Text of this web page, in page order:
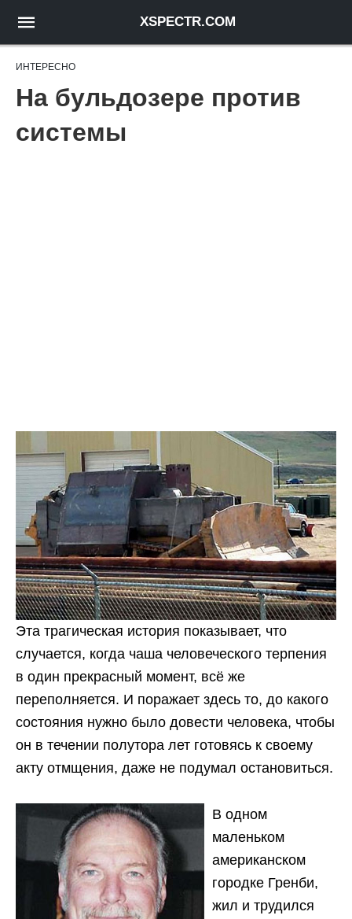
XSPECTR.COM
ИНТЕРЕСНО
На бульдозере против
системы
Эта трагическая история показывает, что
случается, когда чаша человеческого терпения
в один прекрасный момент, всё же
переполняется. И поражает здесь то, до какого
состояния нужно было довести человека, чтобы
он в течении полутора лет готовясь к своему
акту отмщения, даже не подумал остановиться.
В одном
маленьком
американском
городке Гренби,
жил и трудился